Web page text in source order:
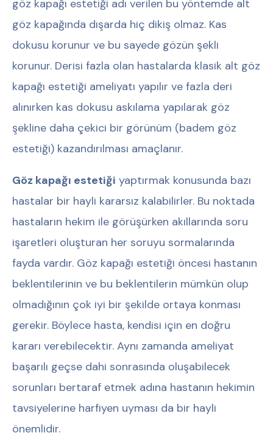
göz kapağı estetiği adı verilen bu yöntemde alt
göz kapağında dışarda hiç dikiş olmaz. Kas
dokusu korunur ve bu sayede gözün şekli
korunur. Derisi fazla olan hastalarda klasik alt göz
kapağı estetiği ameliyatı yapılır ve fazla deri
alınırken kas dokusu askılama yapılarak göz
şekline daha çekici bir görünüm (badem göz
estetiği) kazandırılması amaçlanır.
Göz kapağı estetiği yaptırmak konusunda bazı
hastalar bir hayli kararsız kalabilirler. Bu noktada
hastaların hekim ile görüşürken akıllarında soru
işaretleri oluşturan her soruyu sormalarında
fayda vardır. Göz kapağı estetiği öncesi hastanın
beklentilerinin ve bu beklentilerin mümkün olup
olmadığının çok iyi bir şekilde ortaya konması
gerekir. Böylece hasta, kendisi için en doğru
kararı verebilecektir. Aynı zamanda ameliyat
başarılı geçse dahi sonrasında oluşabilecek
sorunları bertaraf etmek adına hastanın hekimin
tavsiyelerine harfiyen uyması da bir hayli
önemlidir.